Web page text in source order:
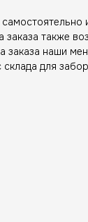
также
заказа наши
для